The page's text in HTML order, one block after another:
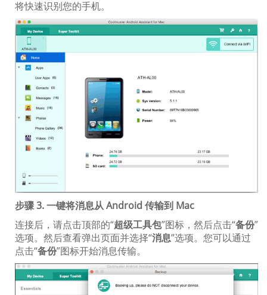
将快速识别您的手机。
步骤 3. 一键将消息从 Android 传输到 Mac
连接后，请点击顶部的“超级工具包”图标，然后点击“备份”
选项。然后查看弹出页面并选择“消息”选项。您可以通过
点击“备份”图标开始消息传输。